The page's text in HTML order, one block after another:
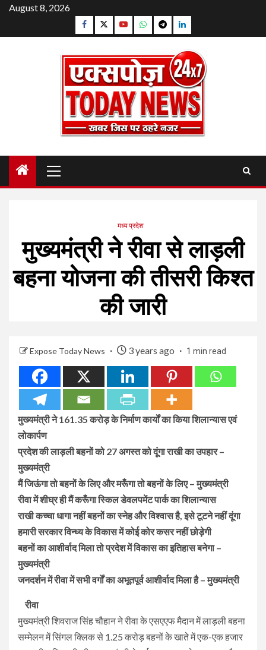
Skip
content
August 8, 2026
Facebook
TwitterYouTubeWhatsapp
TelegramLinkedin
Menu
मध्य प्रदेश
मुख्यमंत्री ने रीवा से लाड़ली
बहना योजना की तीसरी किश्त
की जारी
Expose Today News 3 years ago 1 min read
मुख्यमंत्री ने 161.35 करोड़ के निर्माण कार्यों का किया शिलान्यास एवं
लोकार्पण
प्रदेश की लाड़ली बहनों को 27 अगस्त को दूंगा राखी का उपहार –
मुख्यमंत्री
मैं जिऊंगा तो बहनों के लिए और मरूँगा तो बहनों के लिए – मुख्यमंत्री
रीवा में शीघ्र ही मैं करूँगा स्किल डेवलपमेंट पार्क का शिलान्यास
राखी कच्चा धागा नहीं बहनों का स्नेह और विश्वास है, इसे टूटने नहीं दूंगा
हमारी सरकार विन्ध्य के विकास में कोई कोर कसर नहीं छोड़ेगी
बहनों का आशीर्वाद मिला तो प्रदेश में विकास का इतिहास बनेगा –
मुख्यमंत्री
जनदर्शन में रीवा में सभी वर्गों का अभूतपूर्व आशीर्वाद मिला है – मुख्यमंत्री
रीवा
मुख्यमंत्री शिवराज सिंह चौहान ने रीवा के एसएएफ मैदान में लाड़ली बहना
सम्मेलन में सिंगल क्लिक से 1.25 करोड़ बहनों के खाते में एक-एक हजार